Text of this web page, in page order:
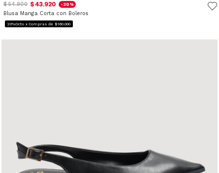
$ 54.900 $ 43.920 -20%
Blusa Manga Corta con Boleros
20%Dcto x Compras de $160.000